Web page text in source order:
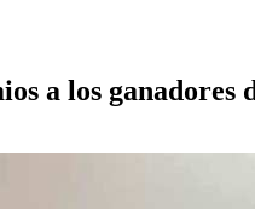
a los ganadores